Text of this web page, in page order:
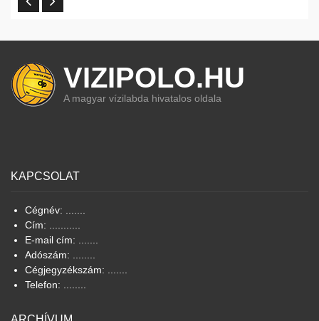
VIZIPOLO.HU
A magyar vízilabda hivatalos oldala
KAPCSOLAT
Cégnév: .......
Cím: ...........
E-mail cím: .......
Adószám: ........
Cégjegyzékszám: .......
Telefon: ........